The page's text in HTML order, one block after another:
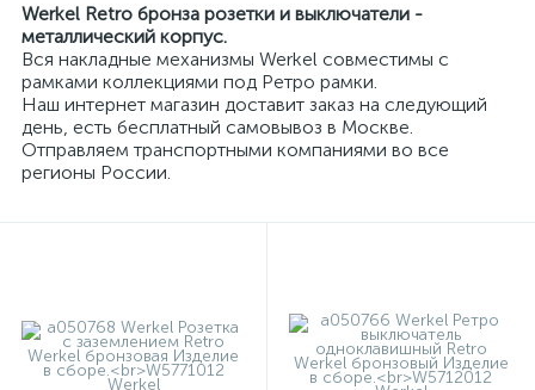
Распределительные коробки Retro Werkel
Аксуссуары Retro Werkel
Werkel Retro бронза розетки и выключатели -
металлический корпус.
Вся накладные механизмы Werkel совместимы с
рамками коллекциями под Ретро рамки.
Наш интернет магазин доставит заказ на следующий
день, есть бесплатный самовывоз в Москве.
Отправляем транспортными компаниями во все
регионы России.